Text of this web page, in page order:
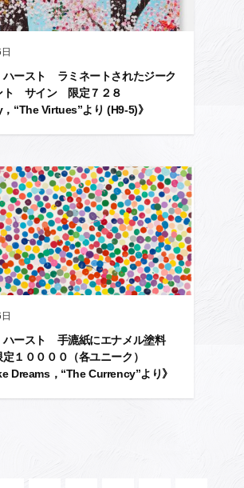
ハースト ラミネートされたジーク
ト サイン 限定７２８
，“The Virtues”より (H9-5)》
ハースト 手漉紙にエナメル塗料
１００００（各ユニーク）
Dreams，“The Currency”より》